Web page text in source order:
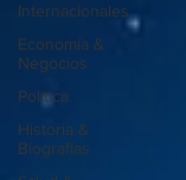
Internacionales
Economía &
Negocios
Política
Historia &
Biografías